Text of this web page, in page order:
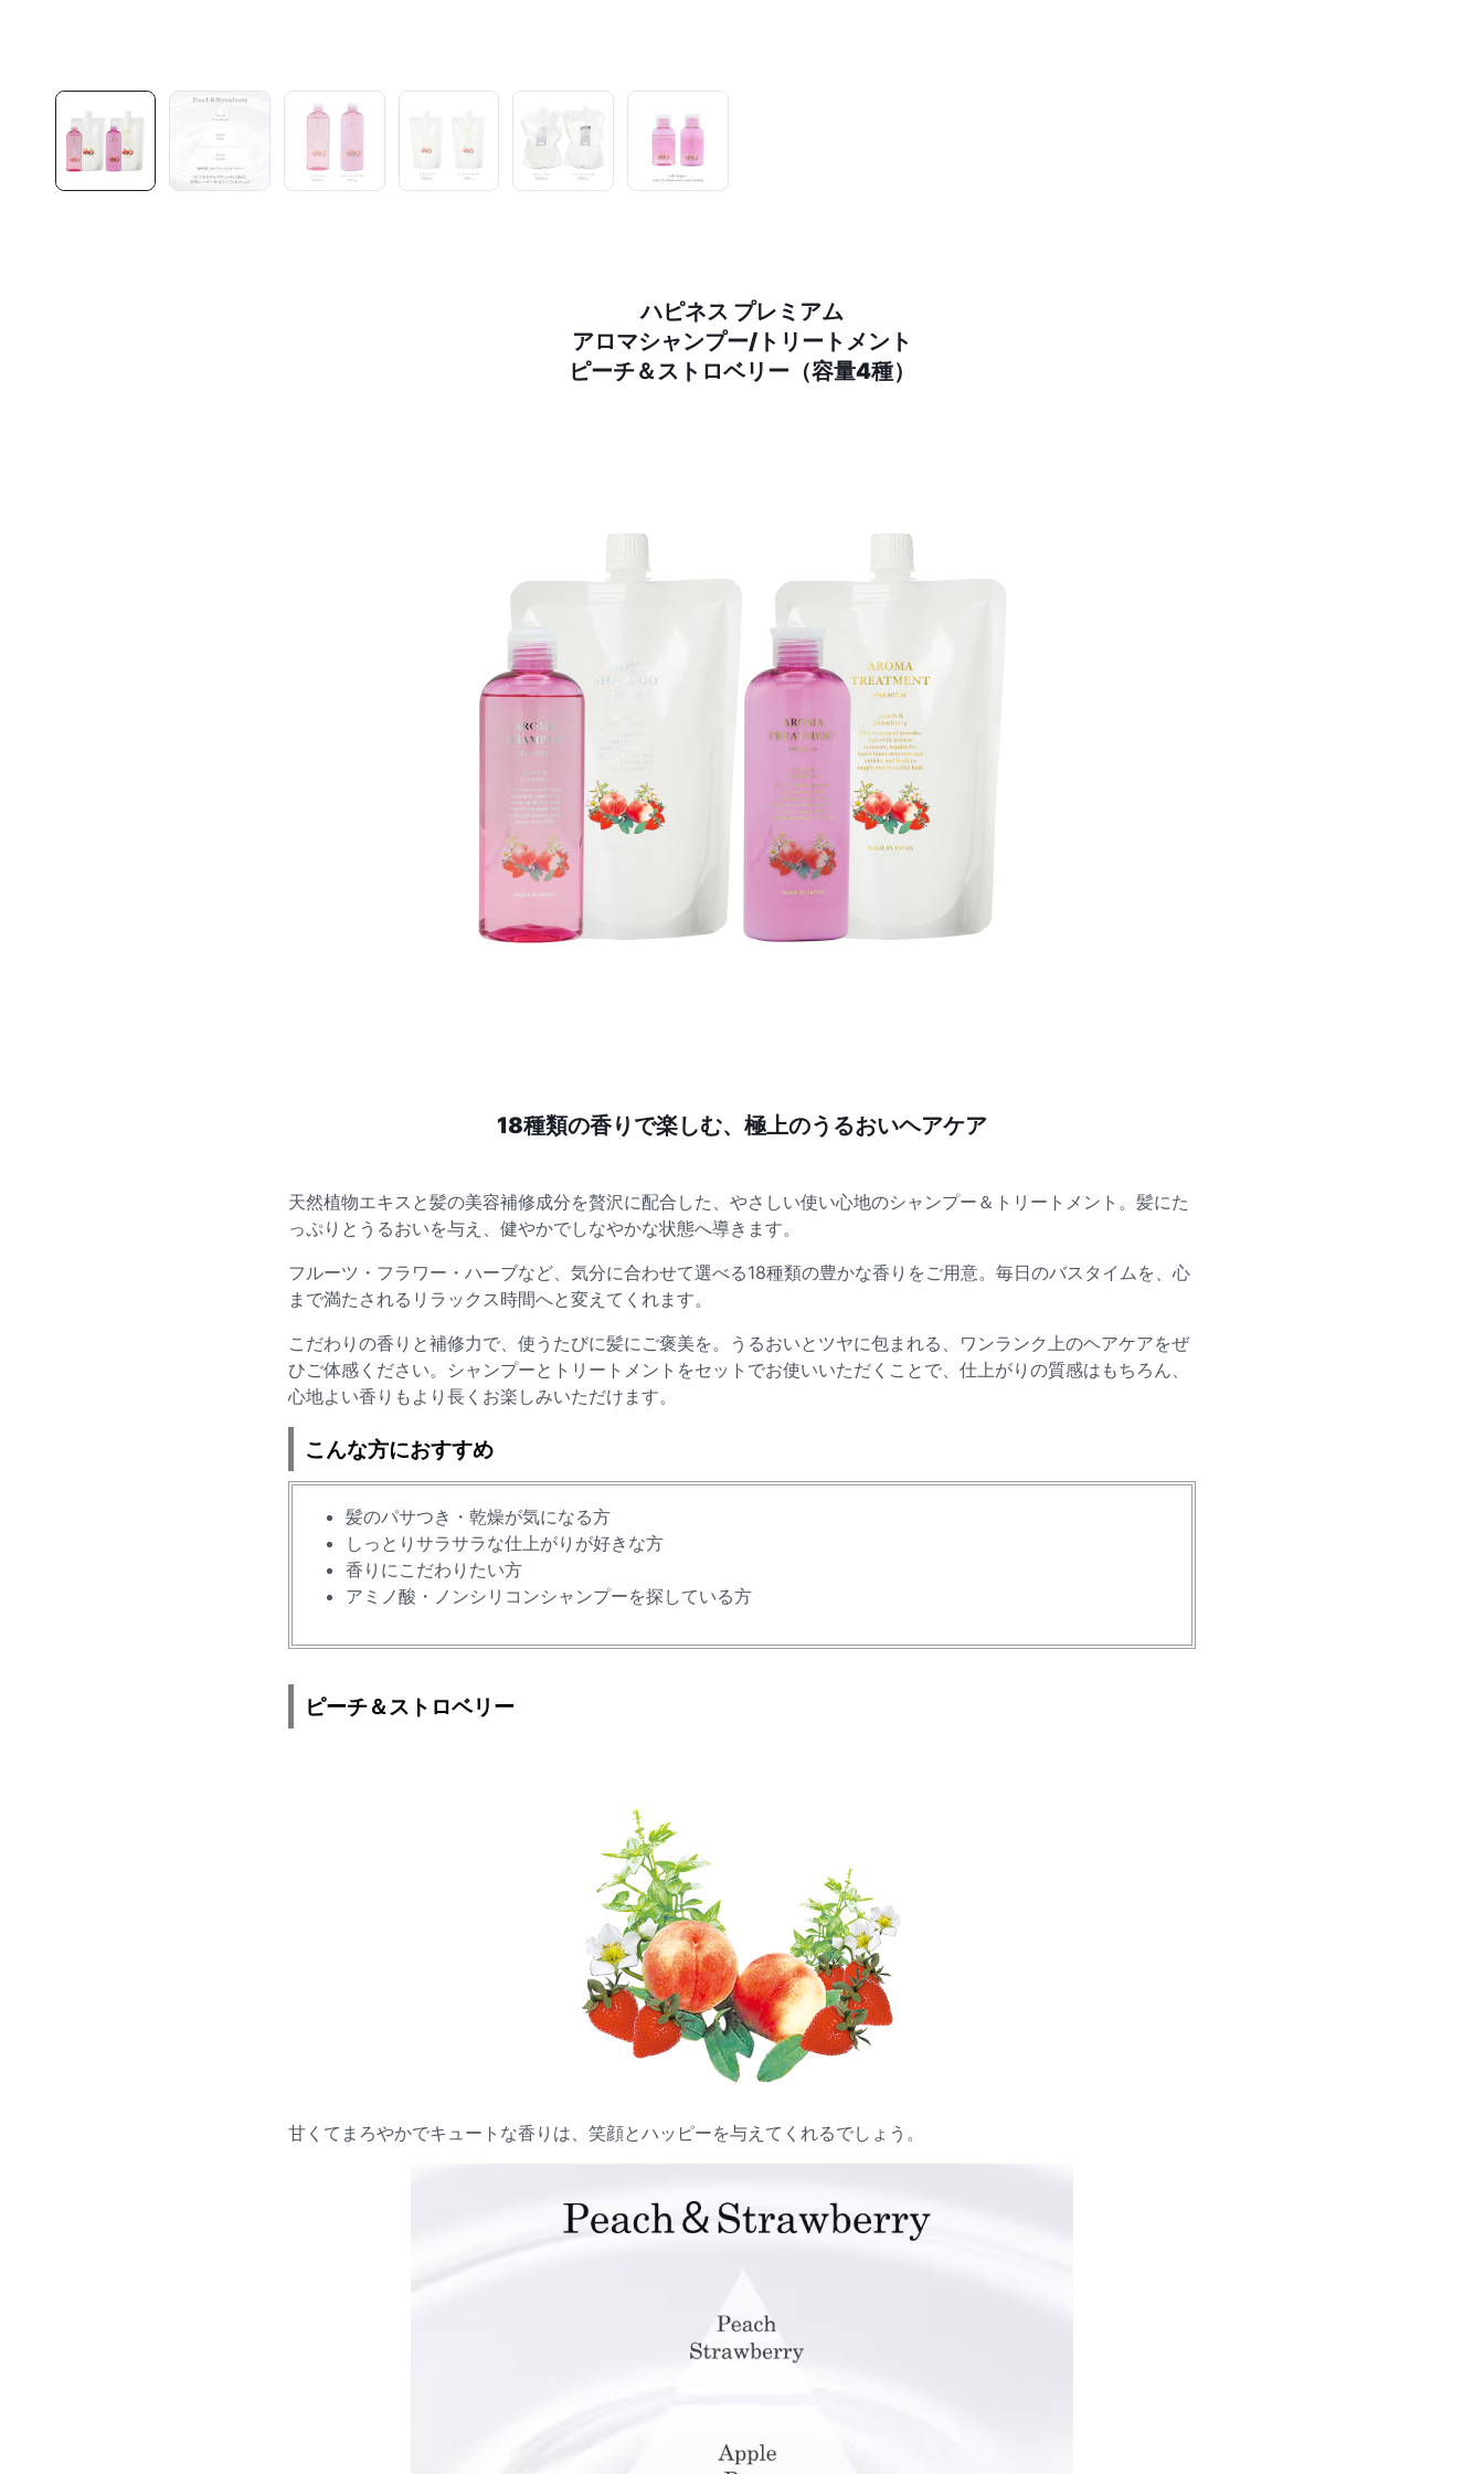
ハピネス プレミアム
アロマシャンプー/トリートメント
ピーチ＆ストロベリー（容量4種）
18種類の香りで楽しむ、極上のうるおいヘアケア
天然植物エキスと髪の美容補修成分を贅沢に配合した、やさしい使い心地のシャンプー＆トリートメント。髪にた
っぷりとうるおいを与え、健やかでしなやかな状態へ導きます。
フルーツ・フラワー・ハーブなど、気分に合わせて選べる18種類の豊かな香りをご用意。毎日のバスタイムを、心
まで満たされるリラックス時間へと変えてくれます。
こだわりの香りと補修力で、使うたびに髪にご褒美を。うるおいとツヤに包まれる、ワンランク上のヘアケアをぜ
ひご体感ください。シャンプーとトリートメントをセットでお使いいただくことで、仕上がりの質感はもちろん、
心地よい香りもより長くお楽しみいただけます。
こんな方におすすめ
髪のパサつき・乾燥が気になる方
しっとりサラサラな仕上がりが好きな方
香りにこだわりたい方
アミノ酸・ノンシリコンシャンプーを探している方
ピーチ＆ストロベリー
甘くてまろやかでキュートな香りは、笑顔とハッピーを与えてくれるでしょう。